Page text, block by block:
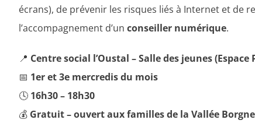
écrans), de prévenir les risques liés à Internet et de
l’accompagnement d’un conseiller numérique.
📍 Centre social l’Oustal – Salle des jeunes
📅 1er et 3e mercredis du mois
🕓 16h30 – 18h30
💰 Gratuit – ouvert aux familles de la Vallée Borgne